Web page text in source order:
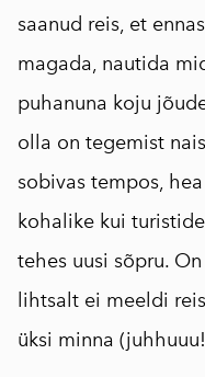
saanud reis, et
magada, nautida
puhanuna koju
olla on tegemist
sobivas tempos,
kohalike kui
tehes uusi sõpru.
lihtsalt ei meeldi
üksi minna